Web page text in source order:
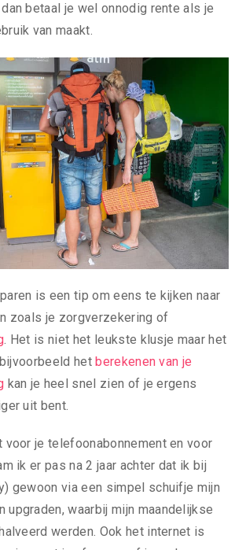
betaal je wel onnodig rente als je
van maakt.
is een tip om eens te kijken naar
zoals je zorgverzekering of
. Het is niet het leukste klusje maar het
hetberekenen van je
kan je heel snel zien of je ergens
uit bent.
je telefoonabonnement en voor
ik er pas na 2 jaar achter dat ik bij
gewoon via een simpel schuifje mijn
upgraden, waarbij mijn maandelijkse
werden. Ook het internet is